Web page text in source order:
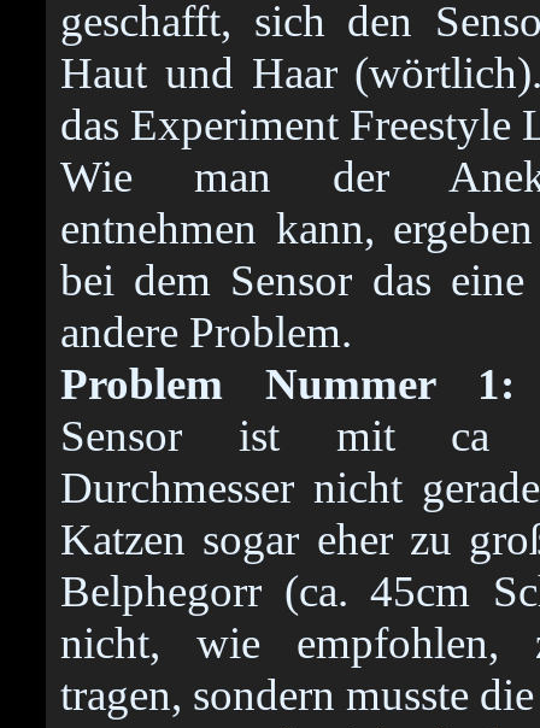
geschafft, sich den
Haut und Haar
das Experiment Freestyle
Wie man der
entnehmen kann,
bei dem Sensor das eine
andere Problem.
Problem Nummer 1:
Sensor ist mit ca
Durchmesser nicht
Katzen sogar eher zu
Belphegorr (ca. 45cm
nicht, wie empfohlen,
tragen, sondern musste